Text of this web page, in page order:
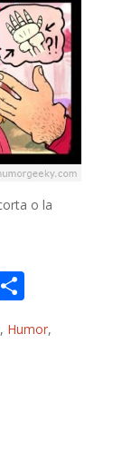
o la
m
, Humor,